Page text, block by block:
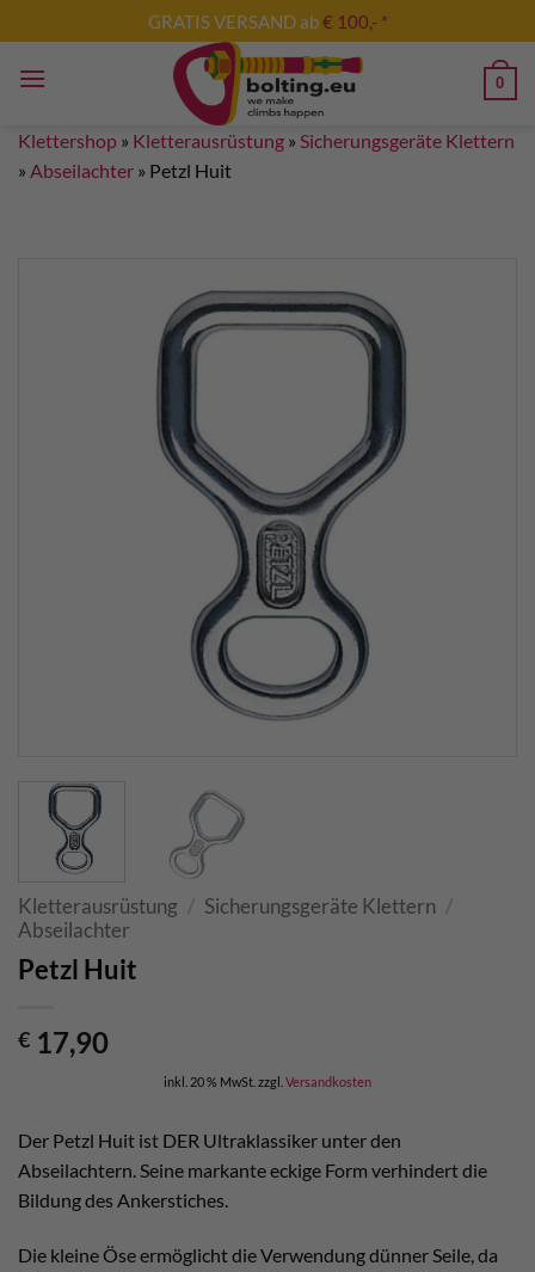
Inhalt
springen
GRATIS VERSAND ab€ 100,- *
0
Klettershop » Kletterausrüstung » Sicherungsgeräte Klettern
» Abseilachter » Petzl Huit
Kletterausrüstung / Sicherungsgeräte Klettern /
Abseilachter
Petzl Huit
€ 17,90
inkl. 20 % MwSt. zzgl. Versandkosten
Der Petzl Huit ist DER Ultraklassiker unter den
Abseilachtern. Seine markante eckige Form verhindert die
Bildung des Ankerstiches.
Die kleine Öse ermöglicht die Verwendung dünner Seile, da